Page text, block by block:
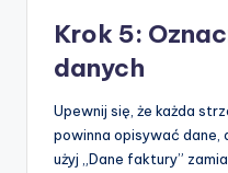
Krok 5:
danych
Upewnij się, że każda
powinna opisywać dane,
użyj „Dane faktury”